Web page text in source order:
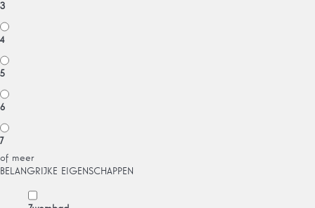
3
4
5
6
7
of meer
BELANGRIJKE EIGENSCHAPPEN